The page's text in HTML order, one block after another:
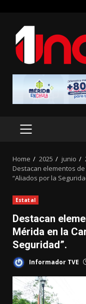
content
PRIMARY
Home 2025 junio
Destacan elementos
“Aliados por la
Estatal
Destacan
Mérida en la
Seguridad”.
Informador TVE